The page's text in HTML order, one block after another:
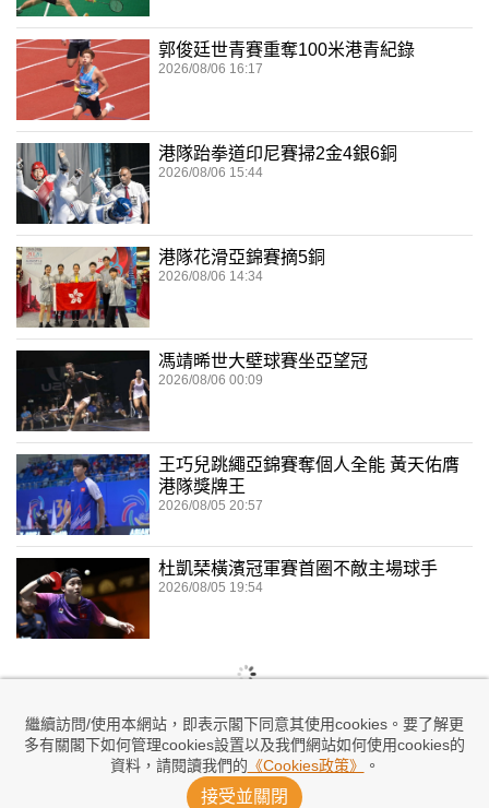
繼續訪問/使用本網站，即表示閣下同意其使用cookies。要了解更
多有關閣下如何管理cookies設置以及我們網站如何使用cookies的
資料，請閱讀我們的 《Cookies政策》 。
接受並關閉
郭俊廷世青賽重奪100米港青紀錄
2026/08/06 16:17
港隊跆拳道印尼賽掃2金4銀6銅
2026/08/06 15:44
港隊花滑亞錦賽摘5銅
2026/08/06 14:34
馮靖晞世大壁球賽坐亞望冠
2026/08/06 00:09
王巧兒跳繩亞錦賽奪個人全能 黃天佑膺
港隊獎牌王
2026/08/05 20:57
杜凱琹橫濱冠軍賽首圈不敵主場球手
2026/08/05 19:54